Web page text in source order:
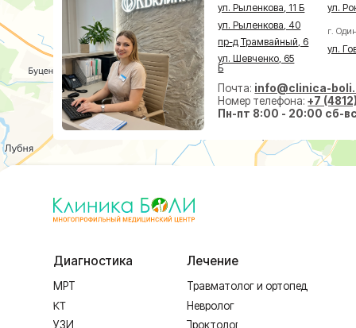
Диагностика
МРТ
КТ
УЗИ
Чек-Апы
Лечение
Травматолог и ортопед
Невролог
Проктолог
Нейрохирург
Дерматолог
Терапевт
Капельницы здоровья
Лечение по ДМС
Лечебные блокады
На
По